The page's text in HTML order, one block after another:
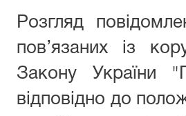
Розгляд
пов’язаних із
Закону України
відповідно до